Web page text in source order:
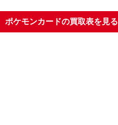
ポケモンカードの買取表を見る